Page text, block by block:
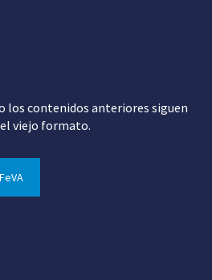
los contenidos anteriores siguen
viejo formato.